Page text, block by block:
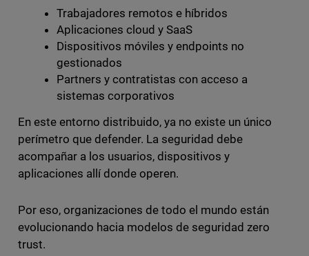
Trabajadores remotos e híbridos
Aplicaciones cloud y SaaS
Dispositivos móviles y endpoints no
gestionados
Partners y contratistas con acceso a
sistemas corporativos
En este entorno distribuido, ya no existe un único
perímetro que defender. La seguridad debe
acompañar a los usuarios, dispositivos y
aplicaciones allí donde operen.
Por eso, organizaciones de todo el mundo están
evolucionando hacia modelos de seguridad zero
trust.